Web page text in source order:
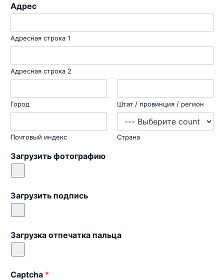
Адрес
Адресная строка 1
Адресная строка 2
Город Штат / провинция / регион
Почтовый индекс Страна
Загрузить фотографию
Загрузить подпись
Загрузка отпечатка пальца
Captcha *